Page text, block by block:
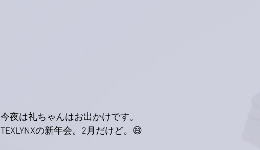
今夜は礼ちゃんはお出かけです。
TEXLYNXの新年会。2月だけど。😄